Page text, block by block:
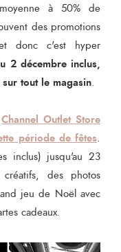
à 50% de
des promotions
donc c'est hyper
2 décembre inclus,
tout le magasin.
Channel Outlet Store
période de fêtes.
inclus) jusqu'au 23
des photos
jeu de Noël avec
cadeaux.